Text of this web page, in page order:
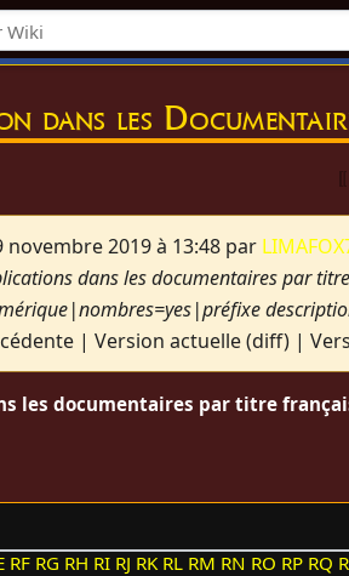
dans les
2019 à 13:48 par
dans les documentaires par
| Version actuelle (diff) |
les documentaires par titre
RF RG RH RI RJ RK RL RM RN RO RP RQ